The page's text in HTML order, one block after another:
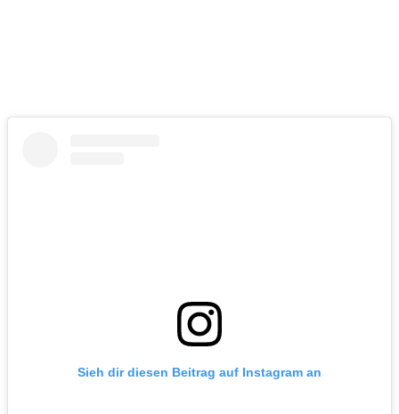
Sieh dir diesen Beitrag auf Instagram an